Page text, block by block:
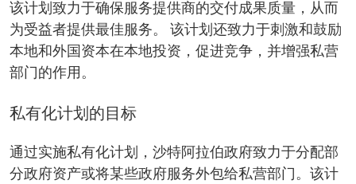
该计划致力于确保服务提供商的交付成果质量，从而
为受益者提供最佳服务。 该计划还致力于刺激和鼓励
本地和外国资本在本地投资，促进竞争，并增强私营
部门的作用。
私有化计划的目标
通过实施私有化计划，沙特阿拉伯政府致力于分配部
分政府资产或将某些政府服务外包给私营部门。该计